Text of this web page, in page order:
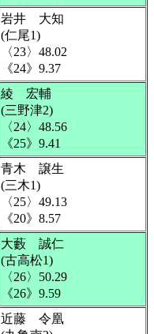
岩井 大知
(仁尾1)
〈23〉48.02
《24》9.37
綾 宏輔
(三野津2)
〈24〉48.56
《25》9.41
青木 譲生
(三木1)
〈25〉49.13
《20》8.57
大藪 誠仁
(古高松1)
〈26〉50.29
《26》9.59
近藤 令凰